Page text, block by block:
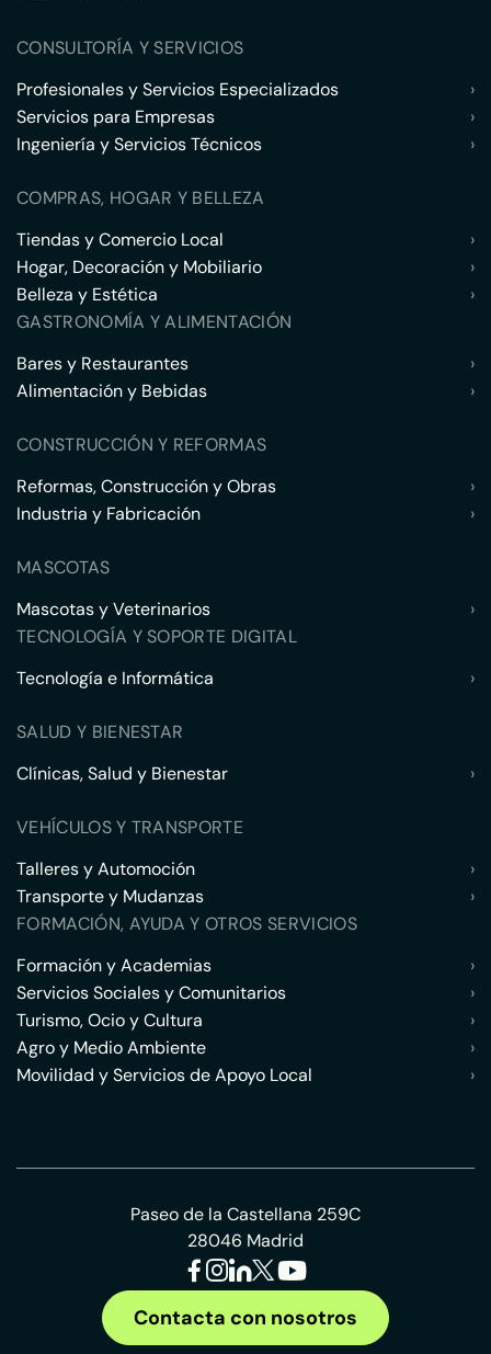
CONSULTORÍA Y SERVICIOS
Profesionales y Servicios Especializados
›
Servicios para Empresas
›
Ingeniería y Servicios Técnicos
›
COMPRAS, HOGAR Y BELLEZA
Tiendas y Comercio Local
›
Hogar, Decoración y Mobiliario
›
Belleza y Estética
›
GASTRONOMÍA Y ALIMENTACIÓN
Bares y Restaurantes
›
Alimentación y Bebidas
›
CONSTRUCCIÓN Y REFORMAS
Reformas, Construcción y Obras
›
Industria y Fabricación
›
MASCOTAS
Mascotas y Veterinarios
›
TECNOLOGÍA Y SOPORTE DIGITAL
Tecnología e Informática
›
SALUD Y BIENESTAR
Clínicas, Salud y Bienestar
›
VEHÍCULOS Y TRANSPORTE
Talleres y Automoción
›
Transporte y Mudanzas
›
FORMACIÓN, AYUDA Y OTROS SERVICIOS
Formación y Academias
›
Servicios Sociales y Comunitarios
›
Turismo, Ocio y Cultura
›
Agro y Medio Ambiente
›
Movilidad y Servicios de Apoyo Local
›
Paseo de la Castellana 259C
28046 Madrid
Contacta con nosotros